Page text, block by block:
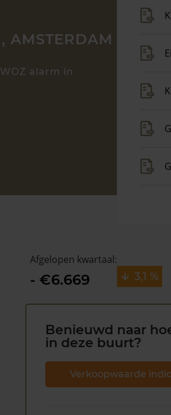
AMSTERDAM
alarm in
Afgelopen kwartaal:
- €6.669 3,1 %
Benieuwd naar
in deze buurt?
Verkoopwaarde